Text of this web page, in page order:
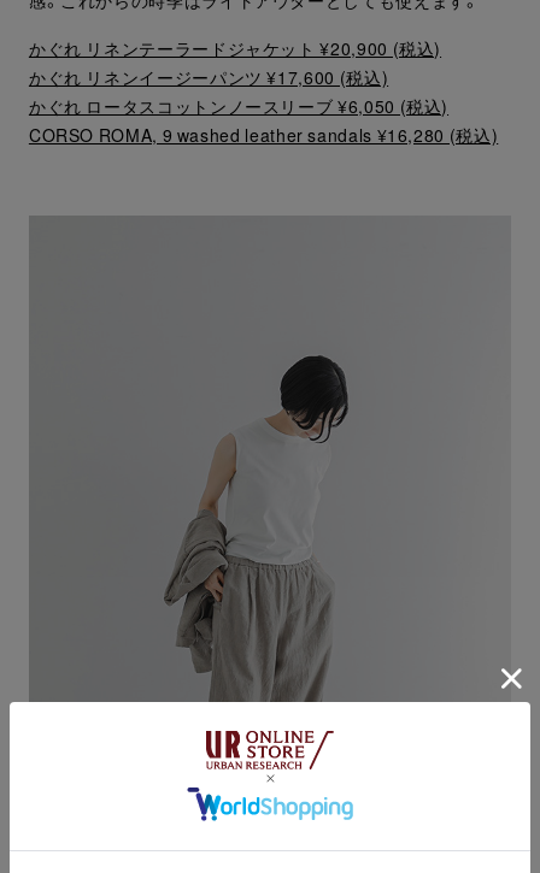
かぐれ リネンテーラードジャケット ¥20,900 (税込)
かぐれ リネンイージーパンツ ¥17,600 (税込)
かぐれ ロータスコットンノースリーブ ¥6,050 (税込)
CORSO ROMA, 9 washed leather sandals ¥16,280 (税込)